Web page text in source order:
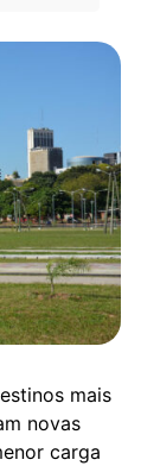
mais
novas
carga